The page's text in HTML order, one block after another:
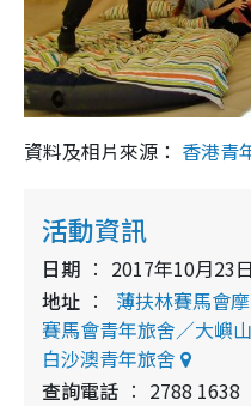
資料及相片來源： 香港青
活動資訊
日期
2017年10月23
地址
薄扶林賽馬會
賽馬會青年旅舍／大嶼
白沙澳青年旅舍
查詢電話
2788 1638